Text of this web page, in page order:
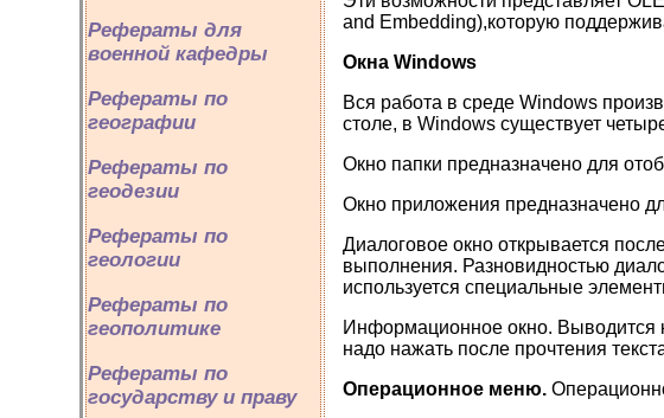
Рефераты для
военной кафедры
Рефераты по
географии
Рефераты по
геодезии
Рефераты по
геологии
Рефераты по
геополитике
Рефераты по
государству и праву
and Embedding),которую
Окна Windows
Вся работа в среде Windows
столе, в Windows существует
Окно папки предназначено для
Окно приложения предназначено
Диалоговое окно открывается
выполнения. Разновидностью
используется специальные
Информационное окно. Выводится
надо нажать после прочтения
Операционное меню.